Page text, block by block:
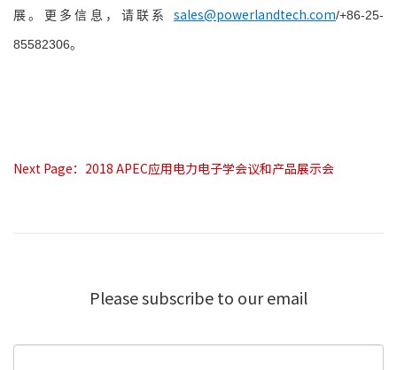
展。 更多信息，请联系sales@powerlandtech.com/+86-25-
85582306。
Next Page： 2018 APEC应用电力电子学会议和产品展示会
Please subscribe to our email